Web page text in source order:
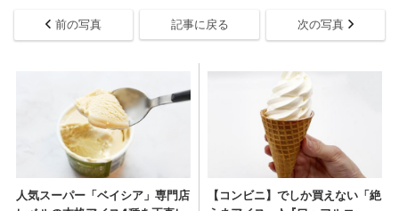
前の写真 記事に戻る 次の写真